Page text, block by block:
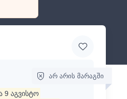
არ არის მარაგში
9 აგვისტო